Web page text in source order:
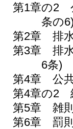
第1章の2
条の
第2章
排
第3章
排
6条)
第4章
公
第4章の2
第5章
雑
第6章
罰